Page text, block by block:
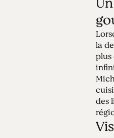
la
plus
des